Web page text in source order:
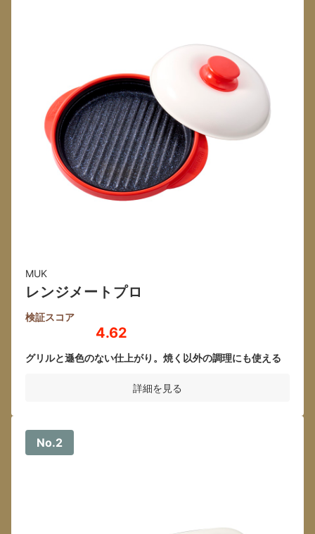
MUK
レンジメートプロ
検証スコア
4.62
グリルと遜色のない仕上がり。焼く以外の調理にも使える
詳細を見る
No.2